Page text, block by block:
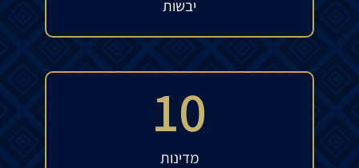
יבשות
מדינות
10